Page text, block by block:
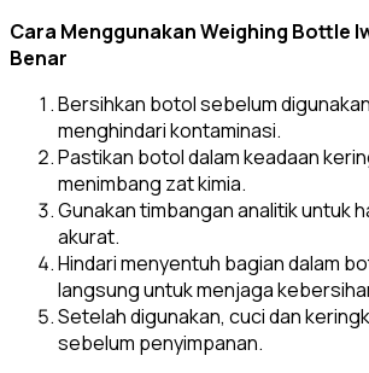
Cara Menggunakan Weighing Bottle
Benar
Bersihkan botol sebelum
menghindari kontaminasi.
Pastikan botol dalam keadaan
menimbang zat kimia.
Gunakan timbangan analitik untuk
akurat.
Hindari menyentuh bagian dalam
langsung untuk menjaga
Setelah digunakan, cuci dan
sebelum penyimpanan.